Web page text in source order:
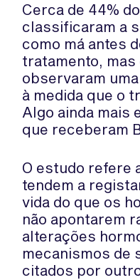
Cerca de 44%
classificaram a
como má antes
tratamento,
observaram
à medida que o
Algo ainda mais
que receberam
O estudo refere
tendem a
vida do que os
não apontarem
alterações
mecanismos de
citados por